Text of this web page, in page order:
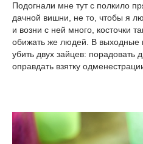
Подогнали мне тут с полкило
дачной вишни, не то, чтобы я
и возни с ней много, косточки
обижать же людей. В
убить двух зайцев: порадовать
оправдать взятку